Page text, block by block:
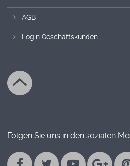
AGB
Login Geschäftskunden
Folgen Sie uns in den sozialen